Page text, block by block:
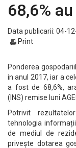
68,6%
Data publicarii: 04-
Print
Ponderea
in anul 2017, iar a
a fost de 68,6%,
(INS) remise luni
Potrivit
tehnologia
de mediul de
privește dotarea